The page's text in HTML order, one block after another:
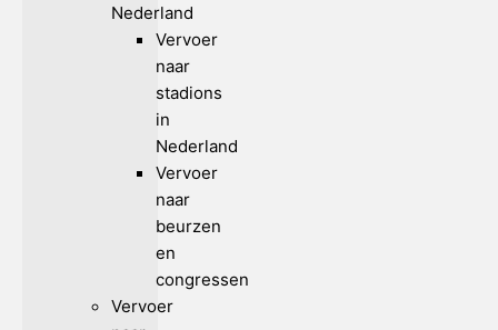
Nederland
Vervoer
naar
stadions
in
Nederland
Vervoer
naar
beurzen
en
congressen
Vervoer